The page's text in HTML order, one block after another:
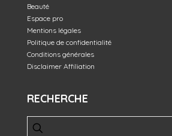
Beauté
Espace pro
Mentions légales
Politique de confidentialité
Conditions générales
Disclaimer Affiliation
RECHERCHE